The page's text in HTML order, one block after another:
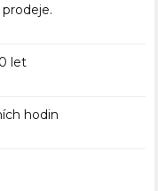
let
hodin